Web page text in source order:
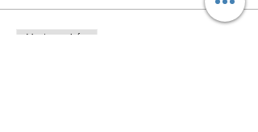
Vente expirée